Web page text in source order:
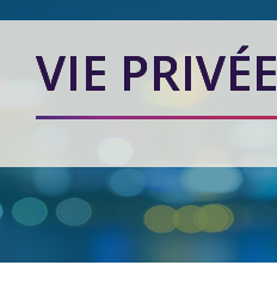
VIE PRIVÉE